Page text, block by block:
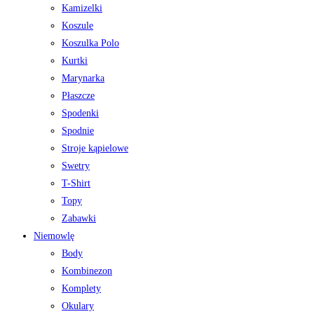
Kamizelki
Koszule
Koszulka Polo
Kurtki
Marynarka
Płaszcze
Spodenki
Spodnie
Stroje kąpielowe
Swetry
T-Shirt
Topy
Zabawki
Niemowlę
Body
Kombinezon
Komplety
Okulary